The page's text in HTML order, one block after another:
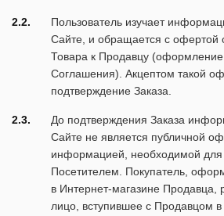
2.2.
Пользователь изучает
Сайте, и обращается с офертой
Товара к Продавцу
Соглашения). Акцептом такой
подтверждение Заказа.
2.3.
До подтверждения Заказа
Сайте не является публичной
информацией, необходимой
Посетителем. Покупатель,
в Интернет-магазине Продавца,
лицо, вступившее с Продавцом